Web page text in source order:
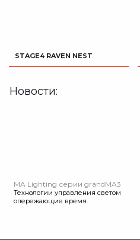
STAGE4 RAVEN NEST
Новости:
MA Lighting серии grandMA3
Технологии управления светом
опережающие время.